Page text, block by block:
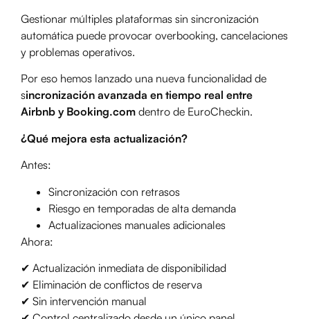
Gestionar múltiples plataformas sin sincronización
automática puede provocar overbooking, cancelaciones
y problemas operativos.
Por eso hemos lanzado una nueva funcionalidad de
sincronización avanzada en tiempo real entre
Airbnb y Booking.com dentro de EuroCheckin.
¿Qué mejora esta actualización?
Antes:
Sincronización con retrasos
Riesgo en temporadas de alta demanda
Actualizaciones manuales adicionales
Ahora:
✔ Actualización inmediata de disponibilidad
✔ Eliminación de conflictos de reserva
✔ Sin intervención manual